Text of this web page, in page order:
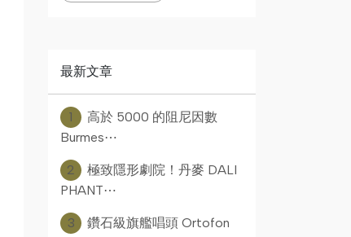
最新文章
1
高於 5000 的阻尼因數
Burmes⋯
2
極致隱形劇院！丹麥 DALI
PHANT⋯
3
鑽石級旗艦唱頭 Ortofon